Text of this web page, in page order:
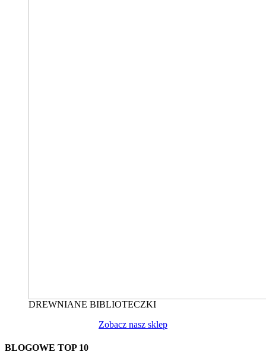
DREWNIANE BIBLIOTECZKI
Zobacz nasz sklep
BLOGOWE TOP 10